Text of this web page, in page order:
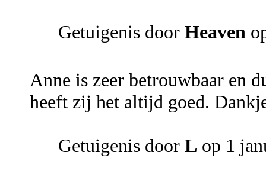
Getuigenis door Heaven
Anne is zeer betrouwbaar en
heeft zij het altijd goed.
Getuigenis door L op 1